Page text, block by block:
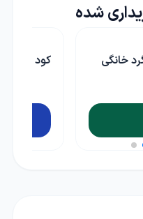
شده
خانگی کود